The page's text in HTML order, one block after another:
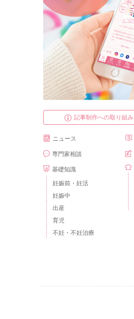
記事制作への取り組み
ニュース
専門家相談
基礎知識
妊娠前・妊活
妊娠中
出産
育児
不妊・不妊治療